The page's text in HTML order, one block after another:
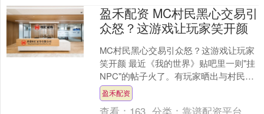
盈禾配资 MC村民黑心交易引
众怒？这游戏让玩家笑开颜
MC村民黑心交易引众怒？这游戏让玩家
笑开颜 最近《我的世界》贴吧里一则"挂
NPC"的帖子火了。有玩家晒出与村民交
易的截图，原本用绿宝石换小麦种子的
交易，村民突然....
盈禾配资